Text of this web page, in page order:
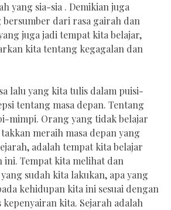
yang sia-sia . Demikian juga
bersumber dari rasa gairah dan
juga jadi tempat kita belajar,
kita tentang kegagalan dan
lalu yang kita tulis dalam puisi-
tentang masa depan. Tentang
mimpi. Orang yang tidak belajar
meraih masa depan yang
adalah tempat kita belajar
Tempat kita melihat dan
sudah kita lakukan, apa yang
kehidupan kita ini sesuai dengan
kita. Sejarah adalah